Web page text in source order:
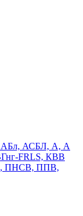
АСБЛ, А, А
FRLS, КВВ
ПНСВ, ППВ,